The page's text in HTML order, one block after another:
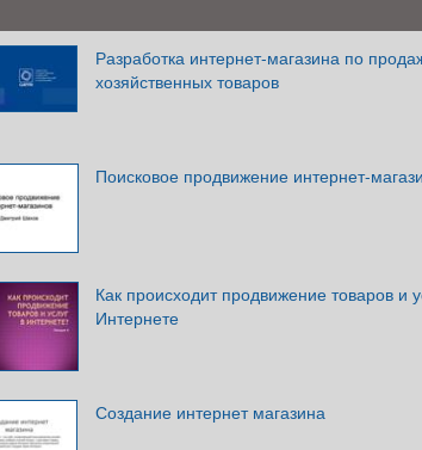
Разработка интернет-магазина по
хозяйственных товаров
Поисковое продвижение интернет-
Как происходит продвижение товаров и
Интернете
Создание интернет магазина